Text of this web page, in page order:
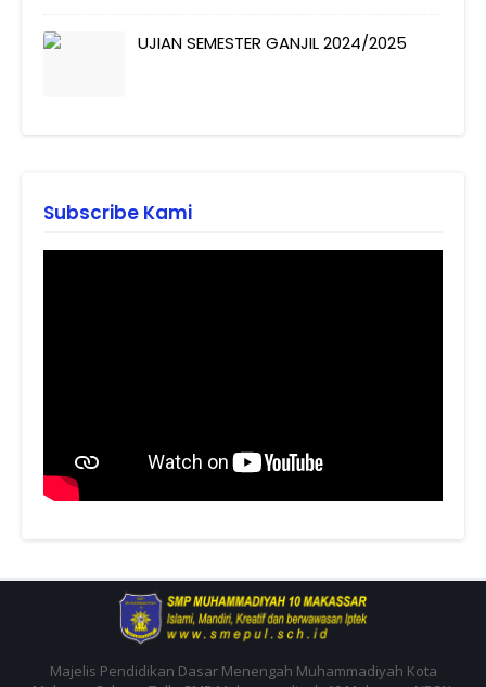
UJIAN SEMESTER GANJIL 2024/2025
Subscribe Kami
Majelis Pendidikan Dasar Menengah Muhammadiyah Kota